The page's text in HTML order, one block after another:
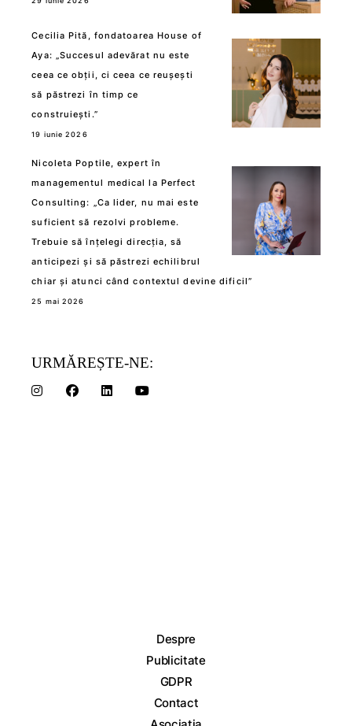
Cecilia Pită, fondatoarea House of
Aya: „Succesul adevărat nu este
ceea ce obții, ci ceea ce reușești
să păstrezi în timp ce
construiești.”
19 iunie 2026
Nicoleta Poptile, expert în
managementul medical la Perfect
Consulting: „Ca lider, nu mai este
suficient să rezolvi probleme.
Trebuie să înțelegi direcția, să
anticipezi și să păstrezi echilibrul
chiar și atunci când contextul devine dificil”
25 mai 2026
URMĂREȘTE-NE:
Despre
Publicitate
GDPR
Contact